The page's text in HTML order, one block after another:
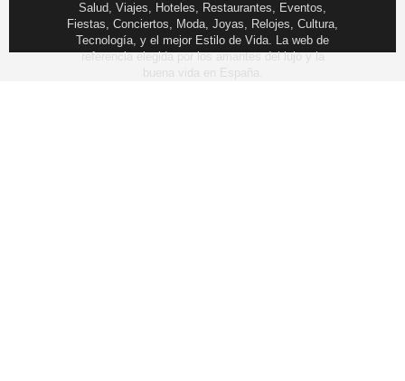
Salud, Viajes, Hoteles, Restaurantes, Eventos,
Fiestas, Conciertos, Moda, Joyas, Relojes, Cultura,
Tecnología, y el mejor Estilo de Vida. La web de
referencia elegida por los amantes del lujo y la